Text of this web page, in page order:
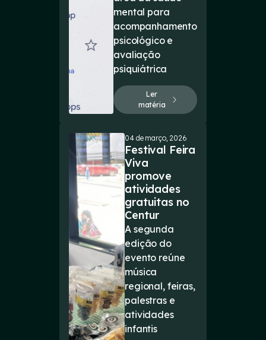
mental para
acompanhamento
psicológico e
avaliação
psiquiátrica
Ler
matéria
04 de março, 2026
Festival Feira
Viva
promove
atividades
gratuitas no
Centur
A segunda
edição do
evento reúne
música
regional, feiras,
palestras e
atividades
infantis